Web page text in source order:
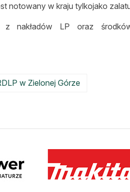
notowany w kraju tylkojako
z nakładów LP oraz
w Zielonej Górze